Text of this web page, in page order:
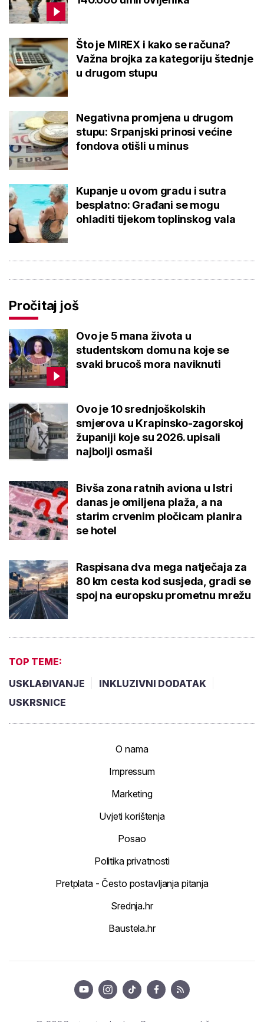
Što je MIREX i kako se računa?
Važna brojka za kategoriju štednje
u drugom stupu
Negativna promjena u drugom
stupu: Srpanjski prinosi većine
fondova otišli u minus
Kupanje u ovom gradu i sutra
besplatno: Građani se mogu
ohladiti tijekom toplinskog vala
Pročitaj još
Ovo je 5 mana života u
studentskom domu na koje se
svaki brucoš mora naviknuti
Ovo je 10 srednjoškolskih
smjerova u Krapinsko-zagorskoj
županiji koje su 2026. upisali
najbolji osmaši
Bivša zona ratnih aviona u Istri
danas je omiljena plaža, a na
starim crvenim pločicam planira
se hotel
Raspisana dva mega natječaja za
80 km cesta kod susjeda, gradi se
spoj na europsku prometnu mrežu
TOP TEME:
USKLAĐIVANJE
INKLUZIVNI DODATAK
USKRSNICE
O nama
Impressum
Marketing
Uvjeti korištenja
Posao
Politika privatnosti
Pretplata - Često postavljanja pitanja
Srednja.hr
Baustela.hr